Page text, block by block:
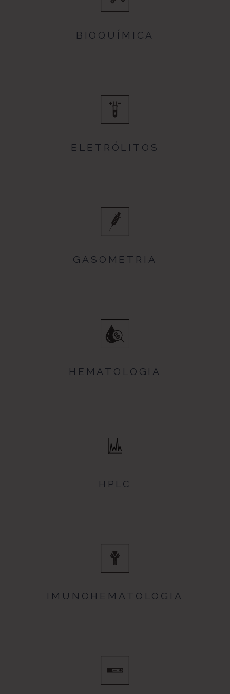
BIOQUÍMICA
ELETRÓLITOS
GASOMETRIA
HEMATOLOGIA
HPLC
IMUNOHEMATOLOGIA